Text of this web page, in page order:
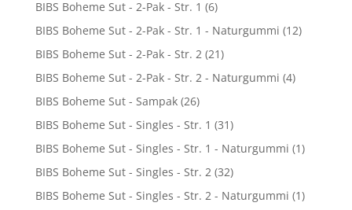
BIBS Boheme Sut - 2-Pak - Str. 1 (6)
BIBS Boheme Sut - 2-Pak - Str. 1 - Naturgummi (12)
BIBS Boheme Sut - 2-Pak - Str. 2 (21)
BIBS Boheme Sut - 2-Pak - Str. 2 - Naturgummi (4)
BIBS Boheme Sut - Sampak (26)
BIBS Boheme Sut - Singles - Str. 1 (31)
BIBS Boheme Sut - Singles - Str. 1 - Naturgummi (1)
BIBS Boheme Sut - Singles - Str. 2 (32)
BIBS Boheme Sut - Singles - Str. 2 - Naturgummi (1)